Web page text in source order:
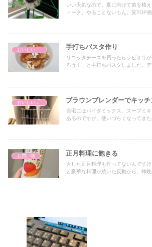
いい天気なので、夏に向けて苗を植
ィーク、やることないもん。笑TOP画
手打ちパスタ作り
リコッタチーズを買ったらラビオリ
ろう！」と手打ちパスタしました。
おいしいもの ブラウンブレンダーでキッ
自宅にはバイタミックス、スープミ
あるのですが、使いづらくなってきた
お買い物 正月料理に飽きる
大した正月料理も作ってないんです
と豪華な料理が続いた反動から、昨晩